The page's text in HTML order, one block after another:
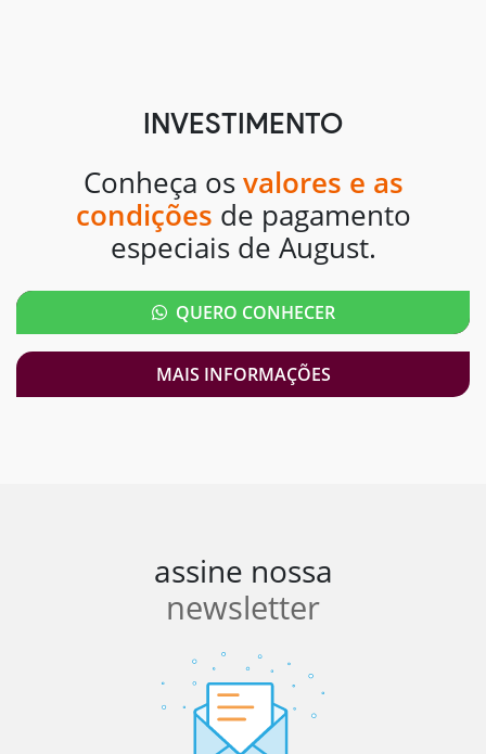
INVESTIMENTO
Conheça os valores e as
condições de pagamento
especiais de August.
QUERO CONHECER
MAIS INFORMAÇÕES
assine nossa
newsletter